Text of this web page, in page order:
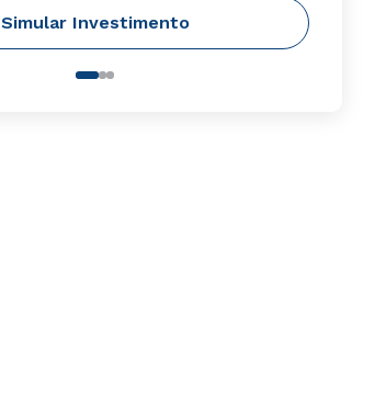
Simular Investimento